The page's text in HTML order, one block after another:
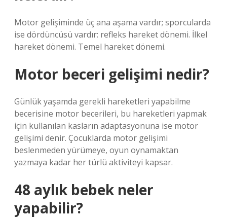
Motor gelişiminde üç ana aşama vardır; sporcularda
ise dördüncüsü vardır: refleks hareket dönemi. İlkel
hareket dönemi. Temel hareket dönemi.
Motor beceri gelişimi nedir?
Günlük yaşamda gerekli hareketleri yapabilme
becerisine motor becerileri, bu hareketleri yapmak
için kullanılan kasların adaptasyonuna ise motor
gelişimi denir. Çocuklarda motor gelişimi
beslenmeden yürümeye, oyun oynamaktan
yazmaya kadar her türlü aktiviteyi kapsar.
48 aylık bebek neler
yapabilir?